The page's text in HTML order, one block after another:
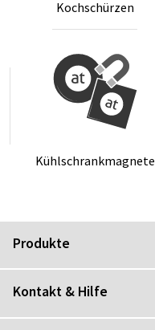
Koch­schür­zen
Kühl­schrank­ma­gne­te
Produkte
Kontakt & Hilfe